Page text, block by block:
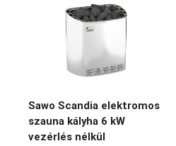
Sawo Scandia elektromos
szauna kályha 6 kW
vezérlés nélkül